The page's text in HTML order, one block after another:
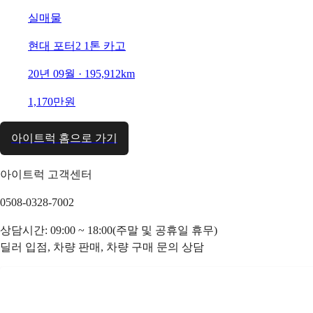
실매물
현대 포터2 1톤 카고
20년 09월 · 195,912km
1,170만원
아이트럭 홈으로 가기
아이트럭 고객센터
0508-0328-7002
상담시간: 09:00 ~ 18:00(주말 및 공휴일 휴무)
딜러 입점, 차량 판매, 차량 구매 문의 상담